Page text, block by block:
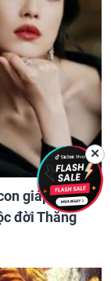
giáp vượng
đời Thăng
✕